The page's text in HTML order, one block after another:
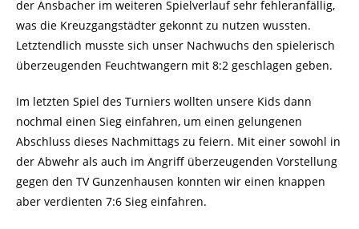
der Ansbacher im weiteren Spielverlauf sehr fehleranfällig,
was die Kreuzgangstädter gekonnt zu nutzen wussten.
Letztendlich musste sich unser Nachwuchs den spielerisch
überzeugenden Feuchtwangern mit 8:2 geschlagen geben.
Im letzten Spiel des Turniers wollten unsere Kids dann
nochmal einen Sieg einfahren, um einen gelungenen
Abschluss dieses Nachmittags zu feiern. Mit einer sowohl in
der Abwehr als auch im Angriff überzeugenden Vorstellung
gegen den TV Gunzenhausen konnten wir einen knappen
aber verdienten 7:6 Sieg einfahren.